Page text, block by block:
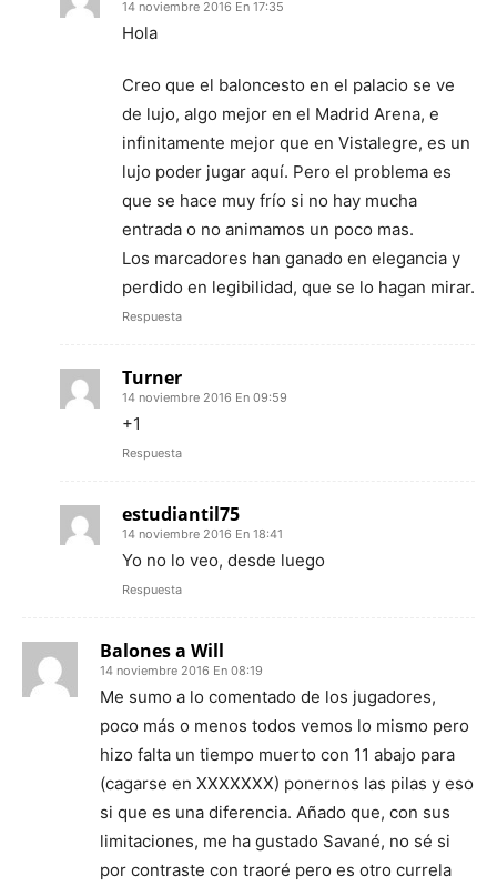
14 noviembre 2016 En 17:35
Hola
Creo que el baloncesto en el palacio se ve
de lujo, algo mejor en el Madrid Arena, e
infinitamente mejor que en Vistalegre, es un
lujo poder jugar aquí. Pero el problema es
que se hace muy frío si no hay mucha
entrada o no animamos un poco mas.
Los marcadores han ganado en elegancia y
perdido en legibilidad, que se lo hagan mirar.
Respuesta
Turner
14 noviembre 2016 En 09:59
+1
Respuesta
estudiantil75
14 noviembre 2016 En 18:41
Yo no lo veo, desde luego
Respuesta
Balones a Will
14 noviembre 2016 En 08:19
Me sumo a lo comentado de los jugadores,
poco más o menos todos vemos lo mismo pero
hizo falta un tiempo muerto con 11 abajo para
(cagarse en XXXXXXX) ponernos las pilas y eso
si que es una diferencia. Añado que, con sus
limitaciones, me ha gustado Savané, no sé si
por contraste con traoré pero es otro currela